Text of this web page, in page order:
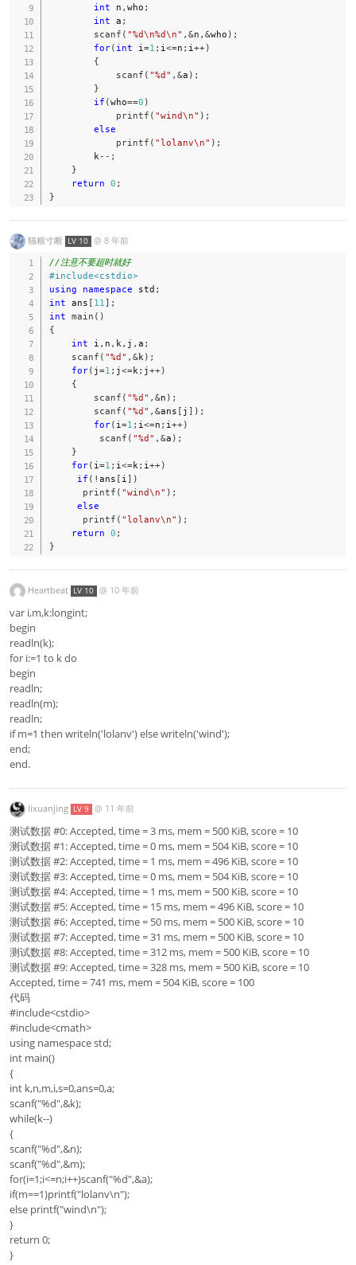
int n , who ;
int a ;
scanf ( "%d\n%d\n" , &n , &who ) ;
for( int i =1 ; i <=n ; i ++)
{
scanf ( "%d" , &a ) ;
}
if (who==0 )
printf ( "wind\n" ) ;
else
printf ( "lolanv\n" ) ;
        k
-- ;
}
return 0 ;
}
猫粮寸断 LV 10 @ 8 年前
//注意不要超时就好
#include<cstdio>
using
namespace std ;
int ans [ 11 ] ;
int main ( )
{
int i , n , k , j , a ;
scanf ( "%d" , &k ) ;
for( j=1 ; j<=k ; j++)
{
scanf ( "%d" , &n ) ;
scanf ( "%d" , &ans [ j ] ) ;
for( i =1 ; i <=n ; i ++)
scanf ( "%d" , &a ) ;
}
for( i =1 ; i <=k ; i ++)
if ( ! ans [ i ] )
printf ( "wind\n" ) ;
else
printf ( "lolanv\n" ) ;
return 0 ;
}
Heartbeat LV 10 @ 10 年前
var i,m,k:longint;
begin
readln(k);
for i:=1 to k do
begin
readln;
readln(m);
readln;
if m=1 then writeln('lolanv') else writeln('wind');
end;
end.
lixuanjing LV 9 @ 11 年前
测试数据 #0: Accepted, time = 3 ms, mem = 500 KiB, score = 10
测试数据 #1: Accepted, time = 0 ms, mem = 504 KiB, score = 10
测试数据 #2: Accepted, time = 1 ms, mem = 496 KiB, score = 10
测试数据 #3: Accepted, time = 0 ms, mem = 504 KiB, score = 10
测试数据 #4: Accepted, time = 1 ms, mem = 500 KiB, score = 10
测试数据 #5: Accepted, time = 15 ms, mem = 496 KiB, score = 10
测试数据 #6: Accepted, time = 50 ms, mem = 500 KiB, score = 10
测试数据 #7: Accepted, time = 31 ms, mem = 500 KiB, score = 10
测试数据 #8: Accepted, time = 312 ms, mem = 500 KiB, score = 10
测试数据 #9: Accepted, time = 328 ms, mem = 500 KiB, score = 10
Accepted, time = 741 ms, mem = 504 KiB, score = 100
代码
#include<cstdio>
#include<cmath>
using namespace std;
int main()
{
int k,n,m,i,s=0,ans=0,a;
scanf("%d",&k);
while(k--)
{
scanf("%d",&n);
scanf("%d",&m);
for(i=1;i<=n;i++)scanf("%d",&a);
if(m==1)printf("lolanv\n");
else printf("wind\n");
}
return 0;
}